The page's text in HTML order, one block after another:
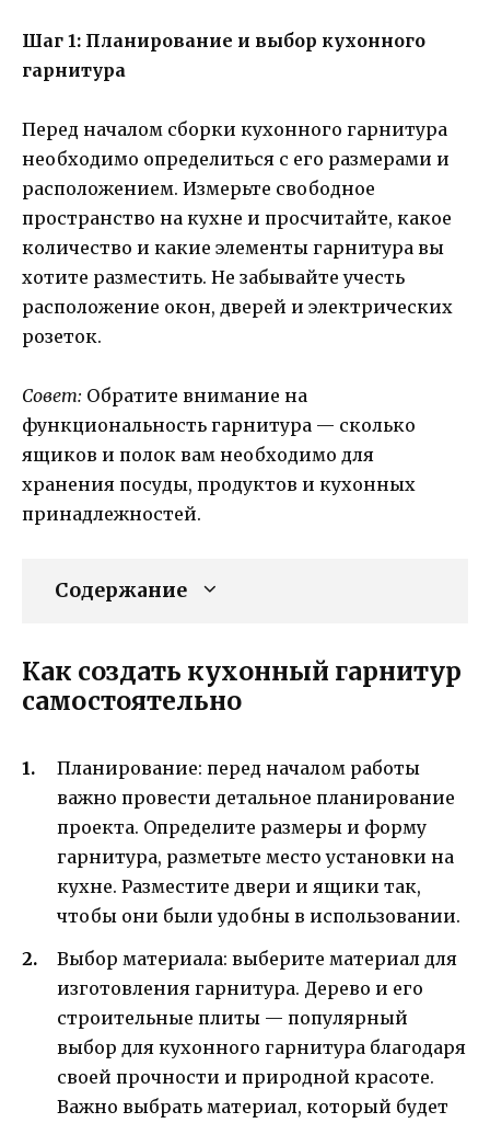
Шаг 1: Планирование и выбор кухонного
гарнитура
Перед началом сборки кухонного гарнитура
необходимо определиться с его размерами и
расположением. Измерьте свободное
пространство на кухне и просчитайте, какое
количество и какие элементы гарнитура вы
хотите разместить. Не забывайте учесть
расположение окон, дверей и электрических
розеток.
Совет: Обратите внимание на
функциональность гарнитура — сколько
ящиков и полок вам необходимо для
хранения посуды, продуктов и кухонных
принадлежностей.
Содержание
Как создать кухонный гарнитур
самостоятельно
Планирование: перед началом работы
важно провести детальное планирование
проекта. Определите размеры и форму
гарнитура, разметьте место установки на
кухне. Разместите двери и ящики так,
чтобы они были удобны в использовании.
Выбор материала: выберите материал для
изготовления гарнитура. Дерево и его
строительные плиты — популярный
выбор для кухонного гарнитура благодаря
своей прочности и природной красоте.
Важно выбрать материал, который будет